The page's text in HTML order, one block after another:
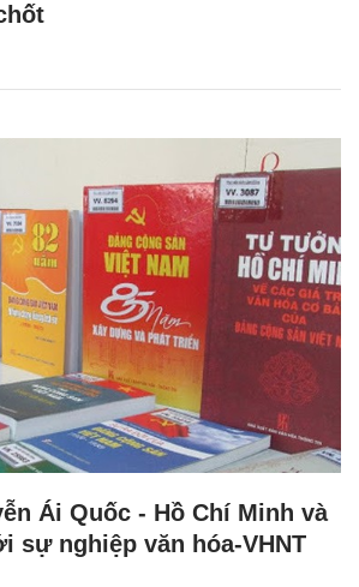
Ái Quốc - Hồ Chí Minh và
sự nghiệp văn hóa-VHNT